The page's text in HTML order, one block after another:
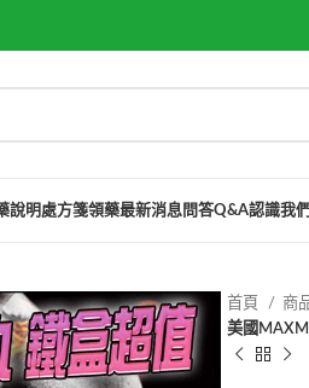
說明 處方箋領藥最新消息 問答Q&A認識我們
首頁 商
美國